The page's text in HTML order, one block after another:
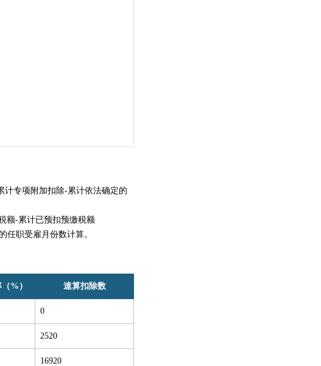
计专项附加扣除-累计依法确定的
额-累计已预扣预缴税额
任职受雇月份数计算。
%） 速算扣除数
0
2520
16920